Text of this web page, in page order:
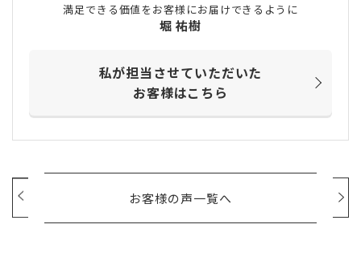
満足できる価値をお客様にお届けできるように
堀 祐樹
私が担当させていただいた
お客様はこちら
お客様の声一覧へ